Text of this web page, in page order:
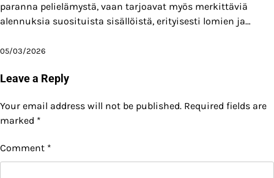
paranna pelielämystä, vaan tarjoavat myös merkittäviä
alennuksia suosituista sisällöistä, erityisesti lomien ja…
05/03/2026
Leave a Reply
Your email address will not be published. Required fields are
marked *
Comment *